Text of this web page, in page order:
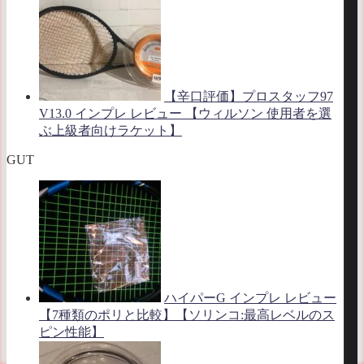
【辛口評価】プロスタッフ97
V13.0 インプレ レビュー 【ウィルソン 使用者を選
ぶ上級者向けラケット】
GUT
ハイパーG インプレ レビュー
【7種類のポリと比較】【ソリンコ:最高レベルのス
ピン性能】